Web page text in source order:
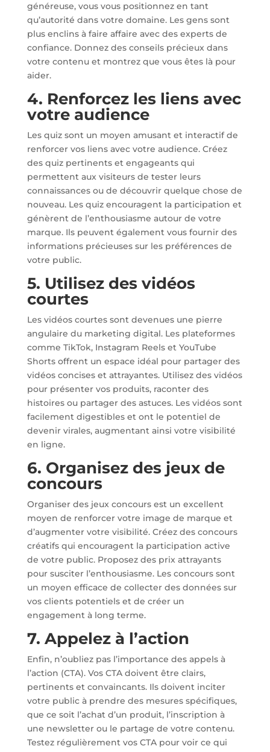
généreuse, vous vous positionnez en tant
qu’autorité dans votre domaine. Les gens sont
plus enclins à faire affaire avec des experts de
confiance. Donnez des conseils précieux dans
votre contenu et montrez que vous êtes là pour
aider.
4. Renforcez les liens avec
votre audience
Les quiz sont un moyen amusant et interactif de
renforcer vos liens avec votre audience. Créez
des quiz pertinents et engageants qui
permettent aux visiteurs de tester leurs
connaissances ou de découvrir quelque chose de
nouveau. Les quiz encouragent la participation et
génèrent de l’enthousiasme autour de votre
marque. Ils peuvent également vous fournir des
informations précieuses sur les préférences de
votre public.
5. Utilisez des vidéos
courtes
Les vidéos courtes sont devenues une pierre
angulaire du marketing digital. Les plateformes
comme TikTok, Instagram Reels et YouTube
Shorts offrent un espace idéal pour partager des
vidéos concises et attrayantes. Utilisez des vidéos
pour présenter vos produits, raconter des
histoires ou partager des astuces. Les vidéos sont
facilement digestibles et ont le potentiel de
devenir virales, augmentant ainsi votre visibilité
en ligne.
6. Organisez des jeux de
concours
Organiser des jeux concours est un excellent
moyen de renforcer votre image de marque et
d’augmenter votre visibilité. Créez des concours
créatifs qui encouragent la participation active
de votre public. Proposez des prix attrayants
pour susciter l’enthousiasme. Les concours sont
un moyen efficace de collecter des données sur
vos clients potentiels et de créer un
engagement à long terme.
7. Appelez à l’action
Enfin, n’oubliez pas l’importance des appels à
l’action (CTA). Vos CTA doivent être clairs,
pertinents et convaincants. Ils doivent inciter
votre public à prendre des mesures spécifiques,
que ce soit l’achat d’un produit, l’inscription à
une newsletter ou le partage de votre contenu.
Testez régulièrement vos CTA pour voir ce qui